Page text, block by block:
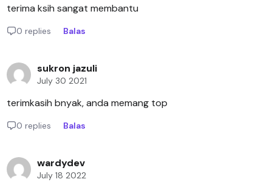
terima ksih sangat membantu
0 replies Balas
sukron jazuli
July 30 2021
terimkasih bnyak, anda memang top
0 replies Balas
wardydev
July 18 2022